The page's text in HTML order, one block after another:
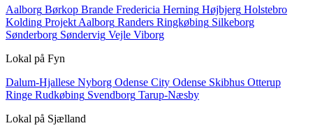
Aalborg Børkop Brande Fredericia Herning Højbjerg Holstebro
Kolding Projekt Aalborg Randers Ringkøbing Silkeborg
Sønderborg Søndervig Vejle Viborg
Lokal på Fyn
Dalum-Hjallese Nyborg Odense City Odense Skibhus Otterup
Ringe Rudkøbing Svendborg Tarup-Næsby
Lokal på Sjælland